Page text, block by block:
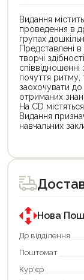
Видання
проведення в
групах
Представлені в
творчі
почуття ритму,
заохочувати до
отриманих
На CD
Видання
навчальних
Нова
До відділення
Поштомат
Кур'єр